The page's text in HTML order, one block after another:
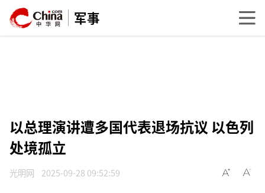
军事
以总理演讲遭多国代表退场抗议 以色列
处境孤立
光明网 2025-09-28 09:52:59